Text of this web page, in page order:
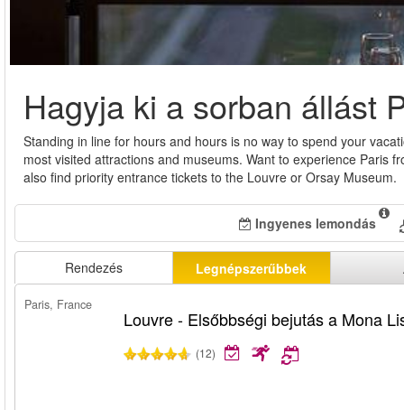
Hagyja ki a sorban állást
Standing in line for hours and hours is no way to spend your
most visited attractions and museums. Want to experience Paris
also find priority entrance tickets to the Louvre or Orsay Museum.
Ingyenes lemondás
Rendezés Legnépszerűbbek
Paris, France
Louvre - Elsőbbségi bejutás a Mona
(12)